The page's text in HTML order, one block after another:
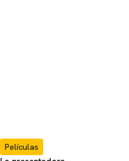
Películas